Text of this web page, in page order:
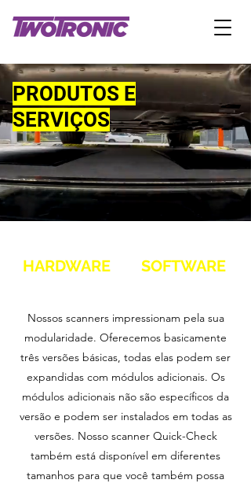
PRODUTOS E
SERVIÇOS
HARDWARE SOFTWARE
Nossos scanners impressionam pela sua
modularidade. Oferecemos basicamente
três versões básicas, todas elas podem ser
expandidas com módulos adicionais. Os
módulos adicionais não são específicos da
versão e podem ser instalados em todas as
versões. Nosso scanner Quick-Check
também está disponível em diferentes
tamanhos para que você também possa